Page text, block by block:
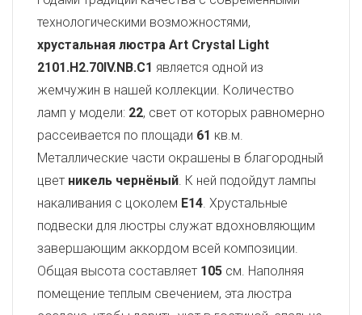
технологическими возможностями,
хрустальная люстра Art Crystal Light
2101.H2.70IV.NB.C1 является одной из
жемчужин в нашей коллекции. Количество
ламп у модели: 22, свет от которых равномерно
рассеивается по площади 61 кв.м.
Металлические части окрашены в благородный
цвет никель чернёный. К ней подойдут лампы
накаливания с цоколем E14. Хрустальные
подвески для люстры служат вдохновляющим
завершающим аккордом всей композиции.
Общая высота составляет 105 см. Наполняя
помещение теплым свечением, эта люстра